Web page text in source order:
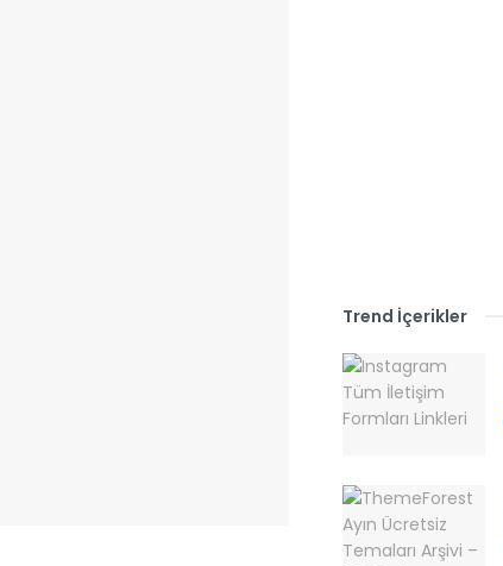
Trend İçerikler